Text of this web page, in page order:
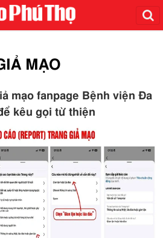
MẠO
mạo fanpage Bệnh viện Đa
kêu gọi từ thiện